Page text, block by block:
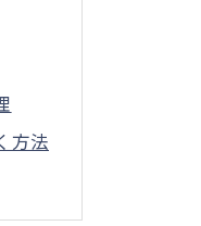
方法
認法